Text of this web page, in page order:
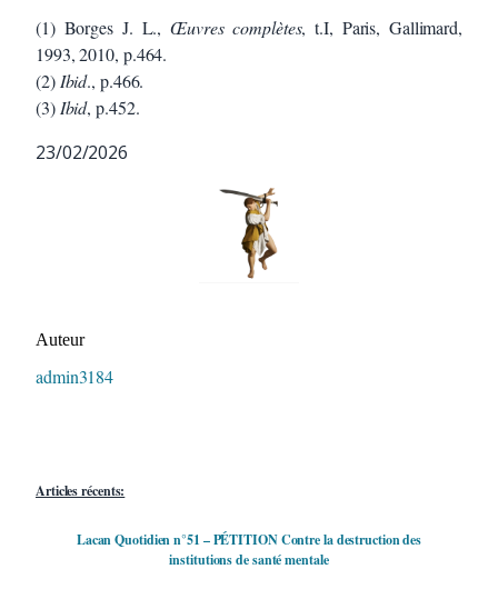
(1) Borges J. L.,Œuvres complètes, t.I, Paris, Gallimard,
1993, 2010, p.464.
(2)Ibid., p.466.
(3)Ibid, p.452.
23/02/2026
Auteur
admin3184
Articles récents:
Lacan Quotidien n°51 – PÉTITION Contre la destruction des
institutions de santé mentale